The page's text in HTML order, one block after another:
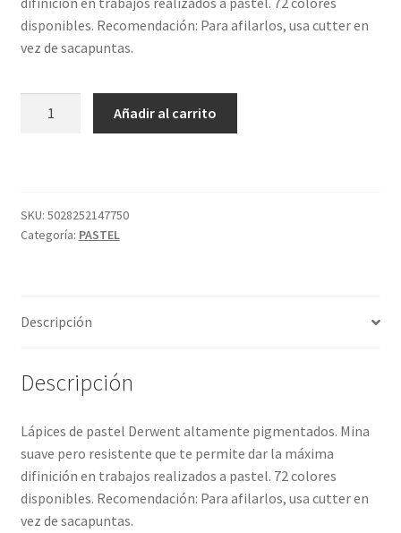
disponibles. Recomendación: Para afilarlos, usa cutter en
vez de sacapuntas.
DARK
DER
Añadir al carrito
SKU: 5028252147750
Categoría: PASTEL
Descripción
Descripción
Lápices de pastel Derwent altamente pigmentados. Mina
suave pero resistente que te permite dar la máxima
difinición en trabajos realizados a pastel. 72 colores
disponibles. Recomendación: Para afilarlos, usa cutter en
vez de sacapuntas.